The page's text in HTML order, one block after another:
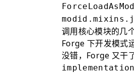
调用核心模块的几
Forge 下开发模式
没错，Forge 又干
implementation